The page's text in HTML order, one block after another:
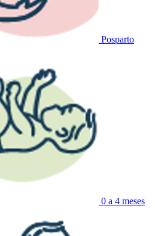
Posparto
0 a 4 meses